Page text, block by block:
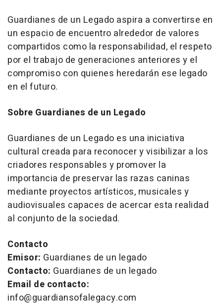
Guardianes de un Legado aspira a convertirse en
un espacio de encuentro alrededor de valores
compartidos como la responsabilidad, el respeto
por el trabajo de generaciones anteriores y el
compromiso con quienes heredarán ese legado
en el futuro.
Sobre Guardianes de un Legado
Guardianes de un Legado es una iniciativa
cultural creada para reconocer y visibilizar a los
criadores responsables y promover la
importancia de preservar las razas caninas
mediante proyectos artísticos, musicales y
audiovisuales capaces de acercar esta realidad
al conjunto de la sociedad.
Contacto
Emisor: Guardianes de un legado
Contacto: Guardianes de un legado
Email de contacto:
info@guardiansofalegacy.com